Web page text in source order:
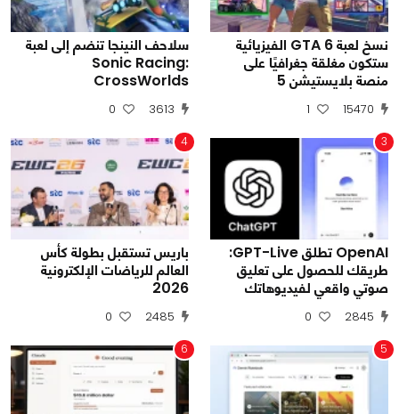
نسخ لعبة GTA 6 الفيزيائية
ستكون مغلقة جغرافيًا على
منصة بلايستيشن 5
15470
1
سلاحف النينجا تنضم إلى لعبة
Sonic Racing:
CrossWorlds
3613
0
3
OpenAI تطلق GPT-Live:
طريقك للحصول على تعليق
صوتي واقعي لفيديوهاتك
2845
0
4
باريس تستقبل بطولة كأس
العالم للرياضات الإلكترونية
2026
2485
0
5
6